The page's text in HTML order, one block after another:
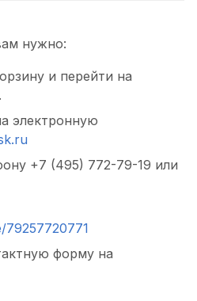
нужно:
и перейти на
электронную
+7 (495) 772-79-19 или
79257720771
форму на